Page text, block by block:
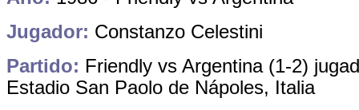
Jugador: Constanzo Celestini
Partido: Friendly vs Argentina (1-2)
Estadio San Paolo de Nápoles, Italia